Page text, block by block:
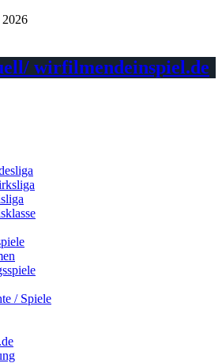
2026
wirfilmendeinspiel.de
/ Spiele